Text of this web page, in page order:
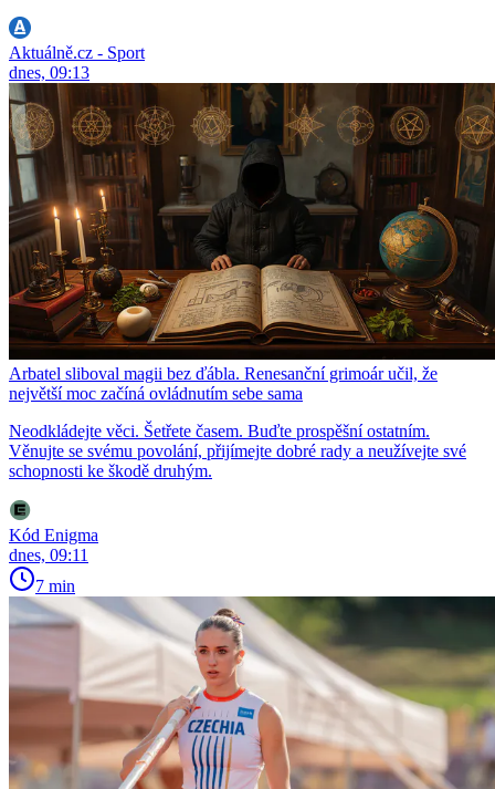
Aktuálně.cz - Sport
dnes, 09:13
Arbatel sliboval magii bez ďábla. Renesanční grimoár učil, že
největší moc začíná ovládnutím sebe sama
Neodkládejte věci. Šetřete časem. Buďte prospěšní ostatním.
Věnujte se svému povolání, přijímejte dobré rady a neužívejte své
schopnosti ke škodě druhým.
Kód Enigma
dnes, 09:11
7 min